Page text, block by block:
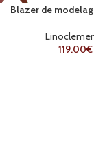
NOVO
Blazer de
119.00€